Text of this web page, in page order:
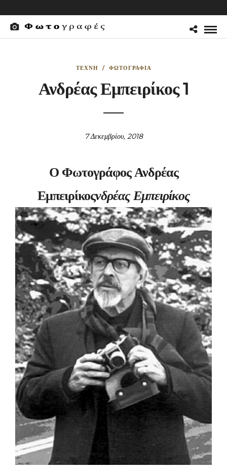
ΤΈΧΝΗ / ΦΩΤΟΓΡΑΦΊΑ
Ανδρέας Εμπειρίκος 1
7 Δεκεμβρίου, 2018
Ο Φωτογράφος Ανδρέας
Εμπειρίκοςνδρέας Εμπειρίκος